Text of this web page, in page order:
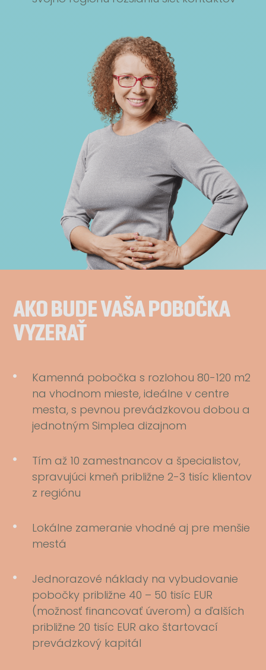
AKO BUDE VAŠA POBOČKA
VYZERAŤ
Kamenná pobočka s rozlohou 80-120 m2
na vhodnom mieste, ideálne v centre
mesta, s pevnou prevádzkovou dobou a
jednotným Simplea dizajnom
Tím až 10 zamestnancov a špecialistov,
spravujúci kmeň približne 2-3 tisíc klientov
z regiónu
Lokálne zameranie vhodné aj pre menšie
mestá
Jednorazové náklady na vybudovanie
pobočky približne 40 – 50 tisíc EUR
(možnosť financovať úverom) a ďalších
približne 20 tisíc EUR ako štartovací
prevádzkový kapitál